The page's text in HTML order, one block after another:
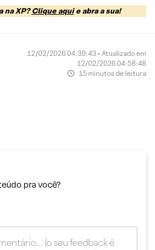
na XP?Clique aquie abra a sua!
12/02/2026 04:39:43 • Atualizado em
12/02/2026 04:58:48
15 minutos de leitura
pra você?